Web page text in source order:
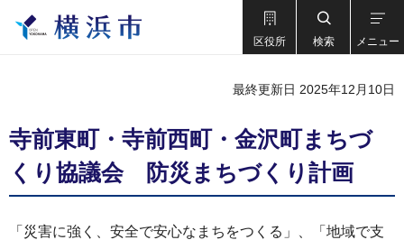
区役所 検索 メニュー
最終更新日 2025年12月10日
寺前東町・寺前西町・金沢町まちづ
くり協議会 防災まちづくり計画
「災害に強く、安全で安心なまちをつくる」、「地域で支